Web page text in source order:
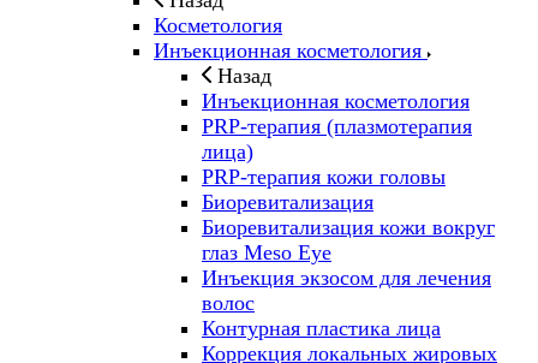
Косметология
Инъекционная косметология
Назад
Инъекционная косметология
PRP-терапия (плазмотерапия
лица)
PRP-терапия кожи головы
Биоревитализация
Биоревитализация кожи вокруг
глаз Meso Eye
Инъекция экзосом для лечения
волос
Контурная пластика лица
Коррекция локальных жировых